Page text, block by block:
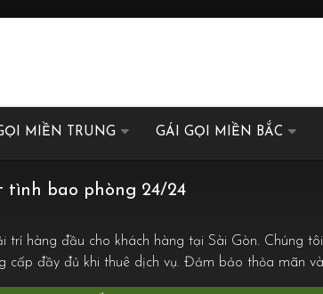
MIỀN TRUNG GÁI GỌI MIỀN BẮC
tình bao phòng 24/24
trí hàng đầu cho khách hàng tại Sài Gòn. Chúng
cấp đầy đủ khi thuê dịch vụ. Đảm bảo thỏa mãn